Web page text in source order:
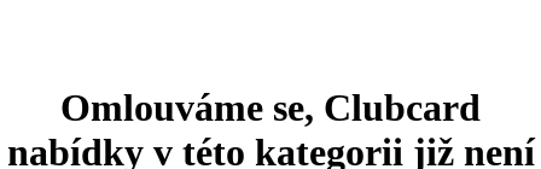
Omlouváme se, Clubcard
nabídky v této kategorii již není